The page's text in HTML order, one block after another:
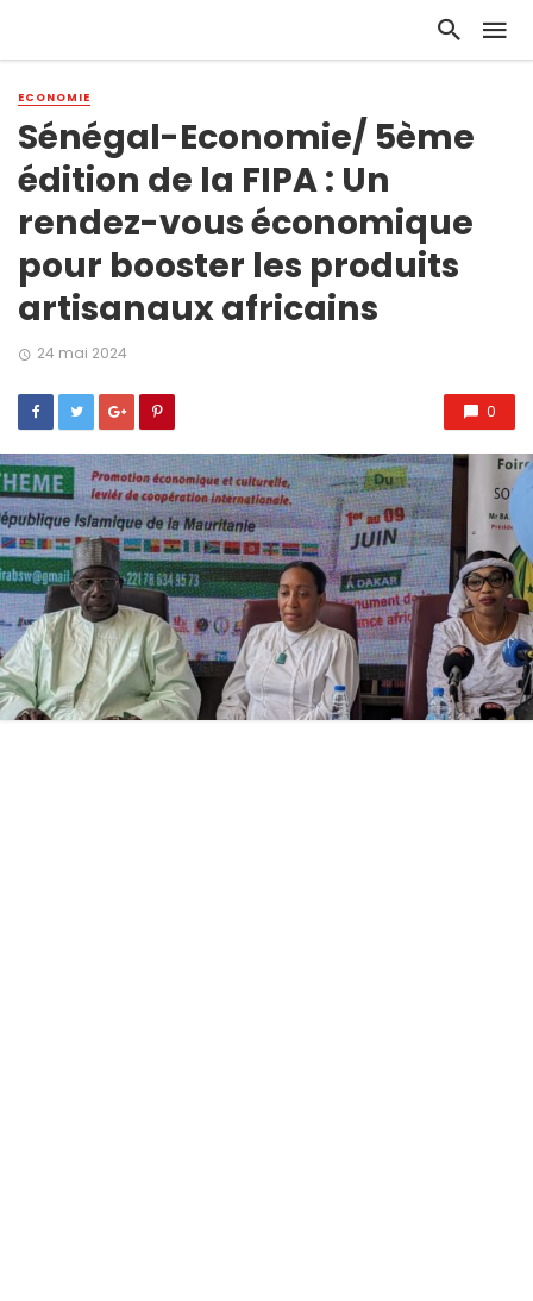
ECONOMIE
Sénégal-Economie/ 5ème
édition de la FIPA : Un
rendez-vous économique
pour booster les produits
artisanaux africains
24 mai 2024
0